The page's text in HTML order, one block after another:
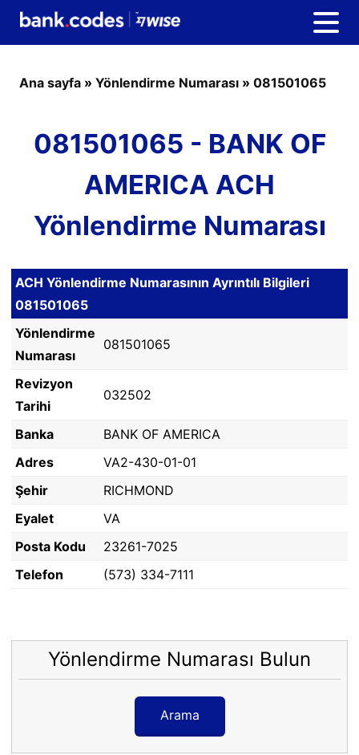
Ana sayfa » Yönlendirme Numarası » 081501065
081501065 - BANK OF
AMERICA ACH
Yönlendirme Numarası
ACH Yönlendirme Numarasının Ayrıntılı Bilgileri
081501065
Yönlendirme
Numarası
081501065
Revizyon
Tarihi
032502
Banka
BANK OF AMERICA
Adres
VA2-430-01-01
Şehir
RICHMOND
Eyalet
VA
Posta Kodu
23261-7025
Telefon
(573) 334-7111
Yönlendirme Numarası Bulun
Arama